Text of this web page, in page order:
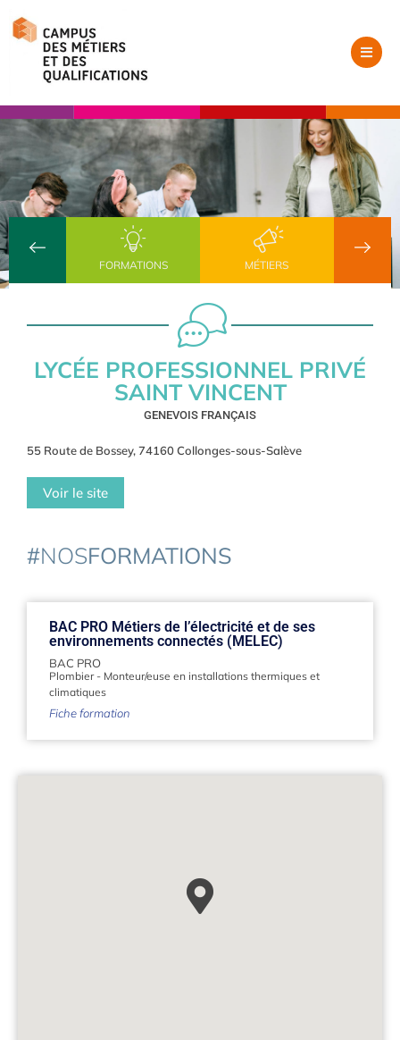
FORMATIONS MÉTIERS
LYCÉE PROFESSIONNEL PRIVÉ
SAINT VINCENT
GENEVOIS FRANÇAIS
55 Route de Bossey, 74160 Collonges-sous-Salève
Voir le site
#NOSFORMATIONS
BAC PRO Métiers de l’électricité et de ses
environnements connectés (MELEC)
BAC PRO
Plombier- Monteur/euse en installations thermiques et
climatiques
Fiche formation